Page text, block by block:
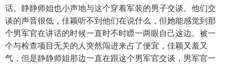
话。静静师姐也小声地与这个穿着军装的男子交谈。他们交
谈的声音很低，佳颖听不到他们在说什么，但她能感觉到那
个男军官在讲话的时候一直时不时瞟一两眼自己这边。被一
个与检查项目无关的人突然闯进来占了便宜，佳颖又羞又
气，但是静静师姐那边一直在跟这个男军官交谈，男军官一